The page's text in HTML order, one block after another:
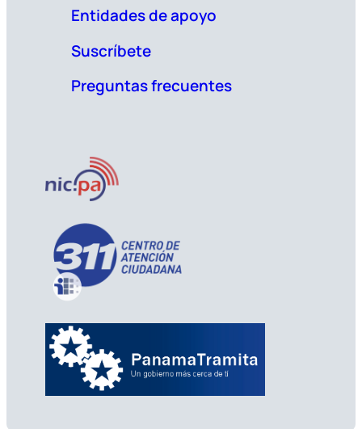
Entidades de apoyo
Suscríbete
Preguntas frecuentes